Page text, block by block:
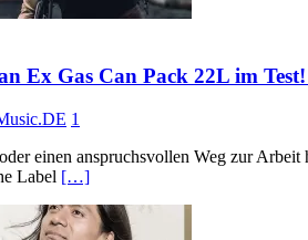
Ex Gas Can Pack 22L im
1
einen anspruchsvollen Weg zur
Label […]